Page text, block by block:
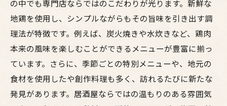
の中でも専門店ならではのこだわりが光ります。新鮮な
地鶏を使用し、シンプルながらもその旨味を引き出す調
理法が特徴です。例えば、炭火焼きや水炊きなど、鶏肉
本来の風味を楽しむことができるメニューが豊富に揃っ
ています。さらに、季節ごとの特別メニューや、地元の
食材を使用したや創作料理も多く、訪れるたびに新たな
発見があります。居酒屋ならではの温もりのある雰囲気